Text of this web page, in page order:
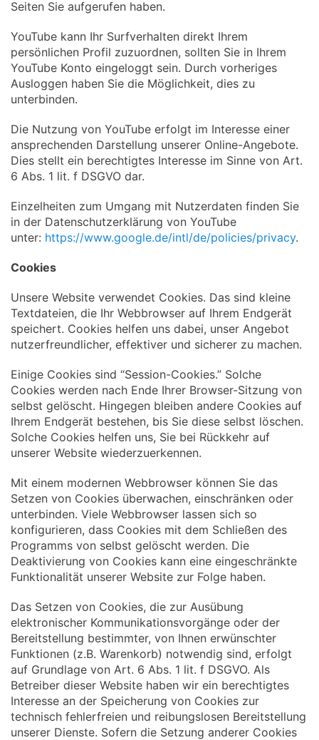
Seiten Sie aufgerufen haben.
YouTube kann Ihr Surfverhalten direkt Ihrem
persönlichen Profil zuzuordnen, sollten Sie in Ihrem
YouTube Konto eingeloggt sein. Durch vorheriges
Ausloggen haben Sie die Möglichkeit, dies zu
unterbinden.
Die Nutzung von YouTube erfolgt im Interesse einer
ansprechenden Darstellung unserer Online-Angebote.
Dies stellt ein berechtigtes Interesse im Sinne von Art.
6 Abs. 1 lit. f DSGVO dar.
Einzelheiten zum Umgang mit Nutzerdaten finden Sie
in der Datenschutzerklärung von YouTube
unter: https://www.google.de/intl/de/policies/privacy.
Cookies
Unsere Website verwendet Cookies. Das sind kleine
Textdateien, die Ihr Webbrowser auf Ihrem Endgerät
speichert. Cookies helfen uns dabei, unser Angebot
nutzerfreundlicher, effektiver und sicherer zu machen.
Einige Cookies sind “Session-Cookies.” Solche
Cookies werden nach Ende Ihrer Browser-Sitzung von
selbst gelöscht. Hingegen bleiben andere Cookies auf
Ihrem Endgerät bestehen, bis Sie diese selbst löschen.
Solche Cookies helfen uns, Sie bei Rückkehr auf
unserer Website wiederzuerkennen.
Mit einem modernen Webbrowser können Sie das
Setzen von Cookies überwachen, einschränken oder
unterbinden. Viele Webbrowser lassen sich so
konfigurieren, dass Cookies mit dem Schließen des
Programms von selbst gelöscht werden. Die
Deaktivierung von Cookies kann eine eingeschränkte
Funktionalität unserer Website zur Folge haben.
Das Setzen von Cookies, die zur Ausübung
elektronischer Kommunikationsvorgänge oder der
Bereitstellung bestimmter, von Ihnen erwünschter
Funktionen (z.B. Warenkorb) notwendig sind, erfolgt
auf Grundlage von Art. 6 Abs. 1 lit. f DSGVO. Als
Betreiber dieser Website haben wir ein berechtigtes
Interesse an der Speicherung von Cookies zur
technisch fehlerfreien und reibungslosen Bereitstellung
unserer Dienste. Sofern die Setzung anderer Cookies